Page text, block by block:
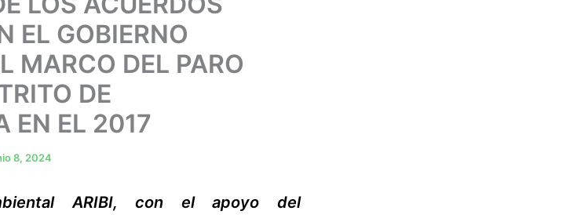
EL GOBIERNO
MARCO DEL PARO
DE
EN EL 2017
8, 2024
ARIBI, con el apoyo del